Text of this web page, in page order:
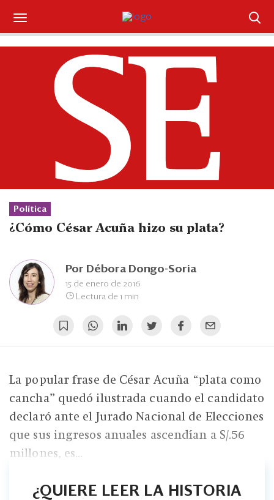
Suscríbase
Iniciar sesión
Portada
¿Qué está pasando?
Sectores y Empresas
Management
Economía y Finanzas
Eventos
Blogs
Ranking CEO
Política
¿Cómo César Acuña hizo su plata?
Por Débora Dongo-Soria
15 de enero de 2016
Lectura de 1 min
La popular frase de César Acuña “plata como
cancha” quedó ilustrada cuando el candidato
declaró ante el Jurado Nacional de Elecciones
que sus ingresos anuales ascendían a S/.56
millones, es...
¿QUIERE LEER LA HISTORIA